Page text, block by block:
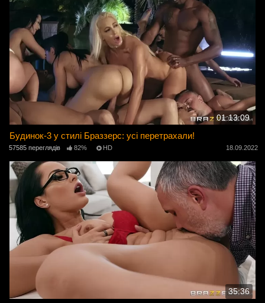
01:13:09
Будинок-3 у стилі Браззерс: усі перетрахали!
57585 переглядів 82% HD 18.09.2022
35:36